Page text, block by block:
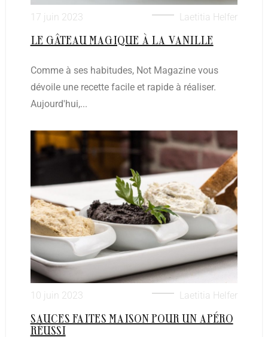
17 juin 2023 Laetitia Helfer
LE GÂTEAU MAGIQUE À LA VANILLE
Comme à ses habitudes, Not Magazine vous
dévoile une recette facile et rapide à réaliser.
Aujourd'hui,...
10 juin 2023 Laetitia Helfer
SAUCES FAITES MAISON POUR UN APÉRO
RÉUSSI